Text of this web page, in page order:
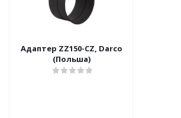
Адаптер ZZ150-CZ, Darco
(Польша)